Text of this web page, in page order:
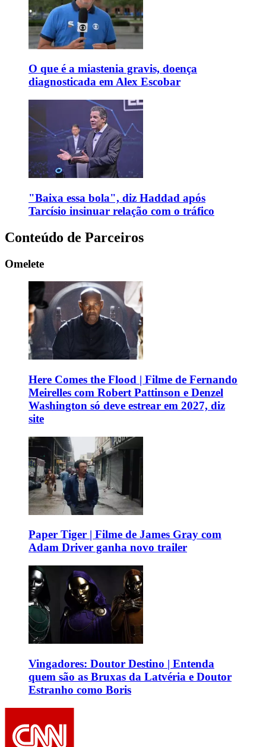
O que é a miastenia gravis, doença
diagnosticada em Alex Escobar
"Baixa essa bola", diz Haddad após
Tarcísio insinuar relação com o tráfico
Conteúdo de Parceiros
Omelete
Here Comes the Flood | Filme de Fernando
Meirelles com Robert Pattinson e Denzel
Washington só deve estrear em 2027, diz
site
Paper Tiger | Filme de James Gray com
Adam Driver ganha novo trailer
Vingadores: Doutor Destino | Entenda
quem são as Bruxas da Latvéria e Doutor
Estranho como Boris